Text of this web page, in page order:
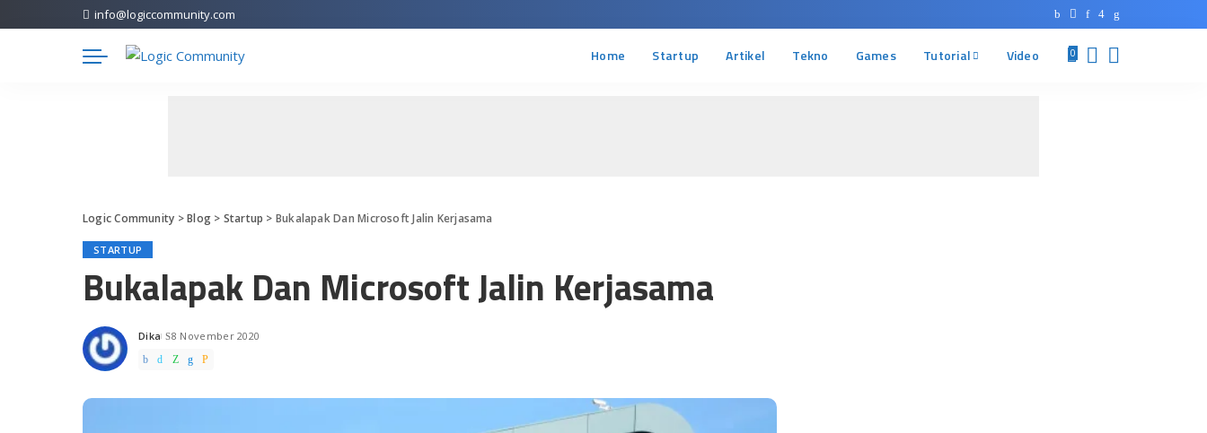
info@logiccommunity.com
Home Startup Artikel Tekno Games Tutorial Video 0
Logic Community >Blog> Startup > Bukalapak Dan Microsoft Jalin Kerjasama
STARTUP
Bukalapak Dan Microsoft Jalin Kerjasama
Posted
by
Dika 8 November 2020